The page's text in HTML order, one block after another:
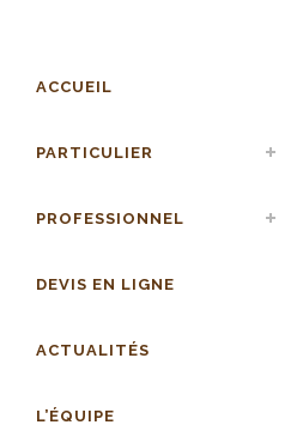
ACCUEIL
PARTICULIER
PROFESSIONNEL
DEVIS EN LIGNE
ACTUALITÉS
L’ÉQUIPE